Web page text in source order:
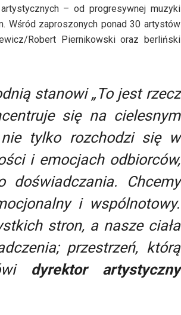
– od progresywnej muzyki
Wśród zaproszonych ponad 30 artystów
Robert Piernikowski oraz berliński
stanowi „To jest rzecz
się na cielesnym
tylko rozchodzi się w
i emocjach odbiorców,
doświadczania. Chcemy
i wspólnotowy.
stron, a nasze ciała
przestrzeń, którą
dyrektor artystyczny